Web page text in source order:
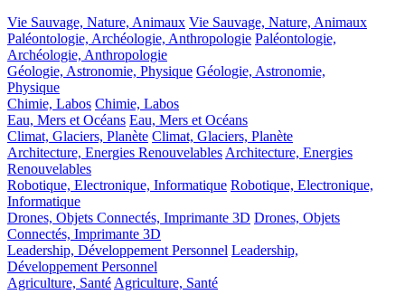
Vie Sauvage, Nature, Animaux Vie Sauvage, Nature, Animaux
Paléontologie, Archéologie, Anthropologie Paléontologie,
Archéologie, Anthropologie
Géologie, Astronomie, Physique Géologie, Astronomie,
Physique
Chimie, Labos Chimie, Labos
Eau, Mers et Océans Eau, Mers et Océans
Climat, Glaciers, Planète Climat, Glaciers, Planète
Architecture, Energies Renouvelables Architecture, Energies
Renouvelables
Robotique, Electronique, Informatique Robotique, Electronique,
Informatique
Drones, Objets Connectés, Imprimante 3D Drones, Objets
Connectés, Imprimante 3D
Leadership, Développement Personnel Leadership,
Développement Personnel
Agriculture, Santé Agriculture, Santé